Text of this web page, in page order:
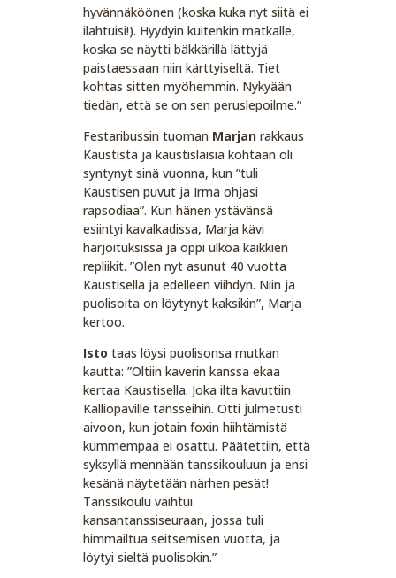
hyvännäköönen (koska kuka nyt siitä ei
ilahtuisi!). Hyydyin kuitenkin matkalle,
koska se näytti bäkkärillä lättyjä
paistaessaan niin kärttyiseltä. Tiet
kohtas sitten myöhemmin. Nykyään
tiedän, että se on sen peruslepoilme.”
Festaribussin tuoman Marjanrakkaus
Kaustista ja kaustislaisia kohtaan oli
syntynyt sinä vuonna, kun ”tuli
Kaustisen puvut ja Irma ohjasi
rapsodiaa”. Kun hänen ystävänsä
esiintyi kavalkadissa, Marja kävi
harjoituksissa ja oppi ulkoa kaikkien
repliikit. ”Olen nyt asunut 40 vuotta
Kaustisella ja edelleen viihdyn. Niin ja
puolisoita on löytynyt kaksikin”, Marja
kertoo.
Istotaas löysi puolisonsa mutkan
kautta: ”Oltiin kaverin kanssa ekaa
kertaa Kaustisella. Joka ilta kavuttiin
Kalliopaville tansseihin. Otti julmetusti
aivoon, kun jotain foxin hiihtämistä
kummempaa ei osattu. Päätettiin, että
syksyllä mennään tanssikouluun ja ensi
kesänä näytetään närhen pesät!
Tanssikoulu vaihtui
kansantanssiseuraan, jossa tuli
himmailtua seitsemisen vuotta, ja
löytyi sieltä puolisokin.”